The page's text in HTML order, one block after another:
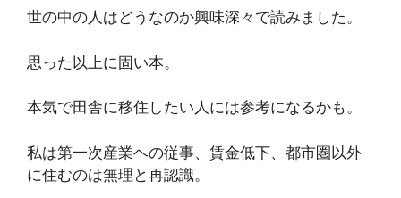
世の中の人はどうなのか興味深々で読みました。
思った以上に固い本。
本気で田舎に移住したい人には参考になるかも。
私は第一次産業ヘの従事、賃金低下、都市圏以外
に住むのは無理と再認識。